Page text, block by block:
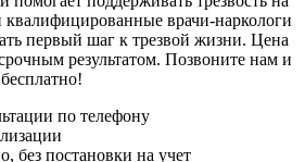
врачи-наркологи
первый шаг к трезвой жизни. Цена
результатом. Позвоните нам и
по телефону
без постановки на учет